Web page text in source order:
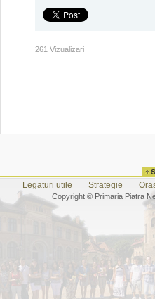
261 Vizualizari
Legaturi utile Strategie
Copyright © Primaria Piatra